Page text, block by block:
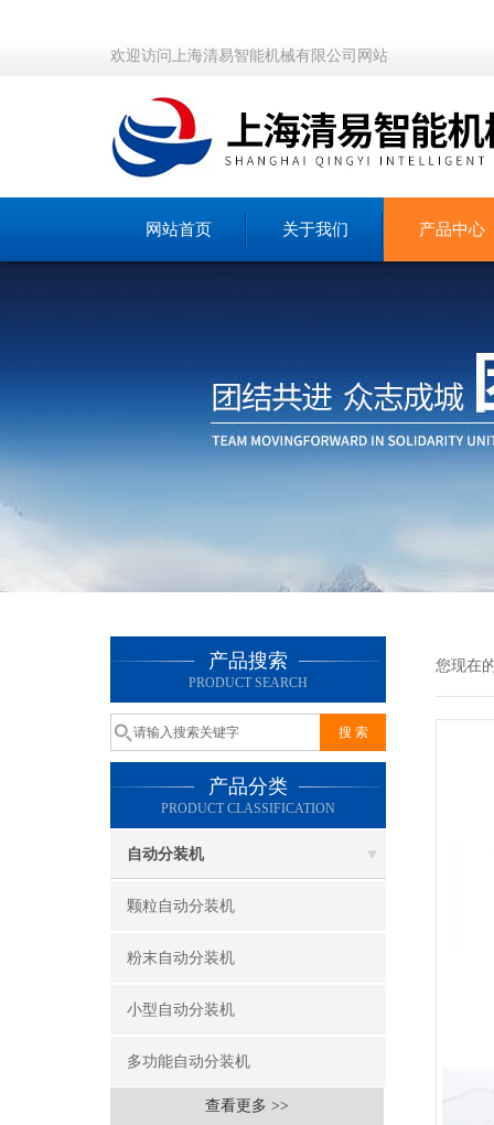
欢迎访问上海清易智能机械有限公司网站
网站首页 关于我们 产品中心
产品搜索
PRODUCT SEARCH
产品分类
PRODUCT CLASSIFICATION
自动分装机
颗粒自动分装机
粉末自动分装机
小型自动分装机
多功能自动分装机
查看更多 >>
您现在